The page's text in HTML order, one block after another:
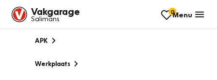
Vakgarage
Salimans
0Menu
APK
Werkplaats